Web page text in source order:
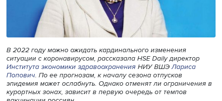
В 2022 году можно ожидать кардинального изменения